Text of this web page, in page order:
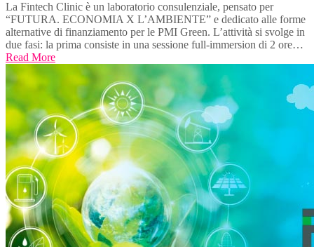
La Fintech Clinic è un laboratorio consulenziale, pensato per
“FUTURA. ECONOMIA X L’AMBIENTE” e dedicato alle forme
alternative di finanziamento per le PMI Green. L’attività si svolge in
due fasi: la prima consiste in una sessione full-immersion di 2 ore…
Read More